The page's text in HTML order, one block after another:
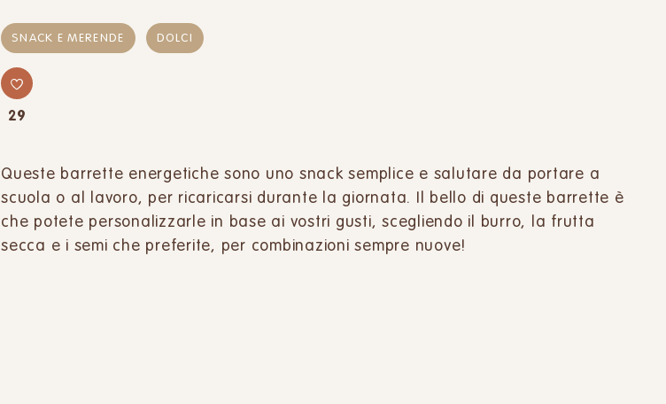
SNACK E MERENDE DOLCI
29
Queste barrette energetiche sono uno snack semplice e salutare da portare a
scuola o al lavoro, per ricaricarsi durante la giornata. Il bello di queste barrette è
che potete personalizzarle in base ai vostri gusti, scegliendo il burro, la frutta
secca e i semi che preferite, per combinazioni sempre nuove!